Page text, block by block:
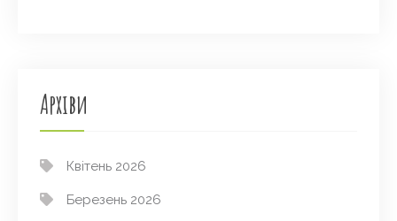
Архіви
Квітень 2026
Березень 2026